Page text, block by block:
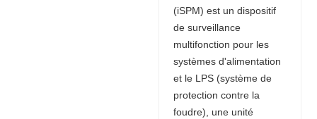
(iSPM) est un dispositif
de surveillance
multifonction pour les
systèmes d'alimentation
et le LPS (système de
protection contre la
foudre), une unité